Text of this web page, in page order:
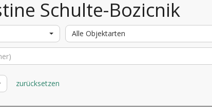
Schulte-Bozicnik
Alle Objektarten
zurücksetzen